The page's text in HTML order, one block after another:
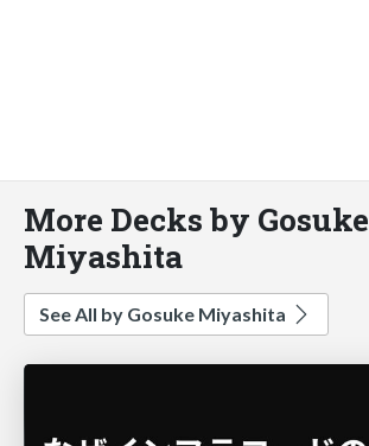
More Decks by Gosuke
Miyashita
See All by Gosuke Miyashita